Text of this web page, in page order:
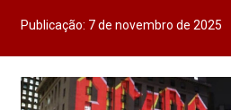
Publicação: 7 de novembro de 2025